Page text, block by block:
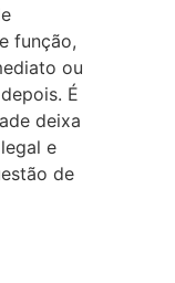
função,
ou
É
deixa
e
de